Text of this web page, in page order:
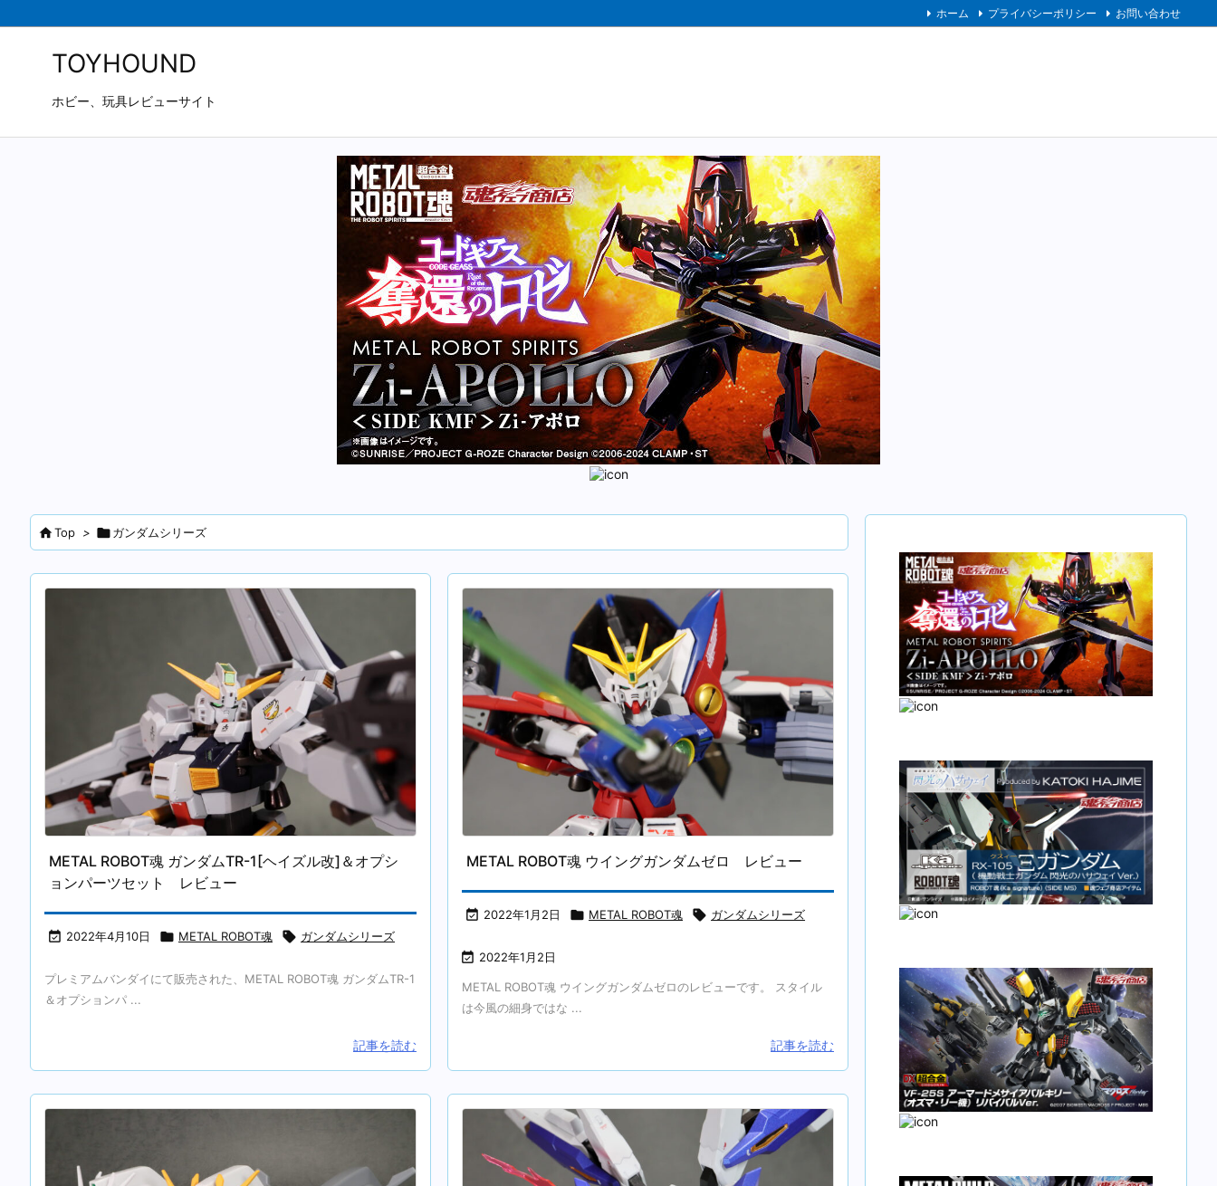
ホーム プライバシーポリシー お問い合わせ
TOYHOUND
ホビー、玩具レビューサイト
Top > ガンダムシリーズ
METAL ROBOT魂 ガンダムTR-1[ヘイズル改]＆オプシ
ョンパーツセット レビュー
 2022年4月10日  METAL ROBOT魂  ガンダムシリーズ
プレミアムバンダイにて販売された、METAL ROBOT魂 ガンダムTR-1
＆オプションパ ...
記事を読む
METAL ROBOT魂 ウイングガンダムゼロ レビュー
 2022年1月2日  METAL ROBOT魂  ガンダムシリーズ
 2022年1月2日
METAL ROBOT魂 ウイングガンダムゼロのレビューです。 スタイル
は今風の細身ではな ...
記事を読む